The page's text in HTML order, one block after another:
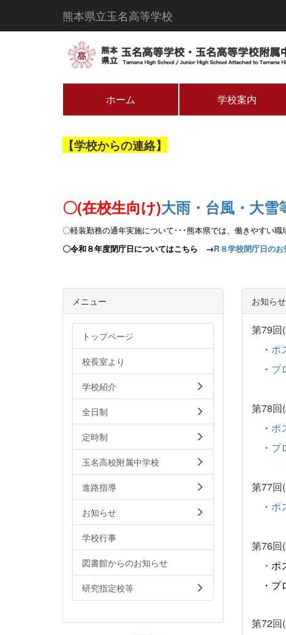
熊本県立玉名高等学校
ホーム 学校案内
【学校からの連絡】
〇(在校生向け)大雨・台風・大
〇軽装勤務の通年実施について･･･熊本県では、働きやすい職
〇令和８年度閉庁日についてはこちら →R８学校閉庁日のお
お知らせ
第79回
・ ポ
・ プ
第78回
・ ポ
・ プ
第77回
・ ポ
第76回
・ ポ
・ プ
第72回
メニュー
トップページ
校長室より
学校紹介
全日制
定時制
玉名高校附属中学校
進路指導
お知らせ
学校行事
図書館からのお知らせ
研究指定校等